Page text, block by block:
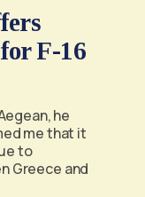
F-16
he
me that it
to
Greece and